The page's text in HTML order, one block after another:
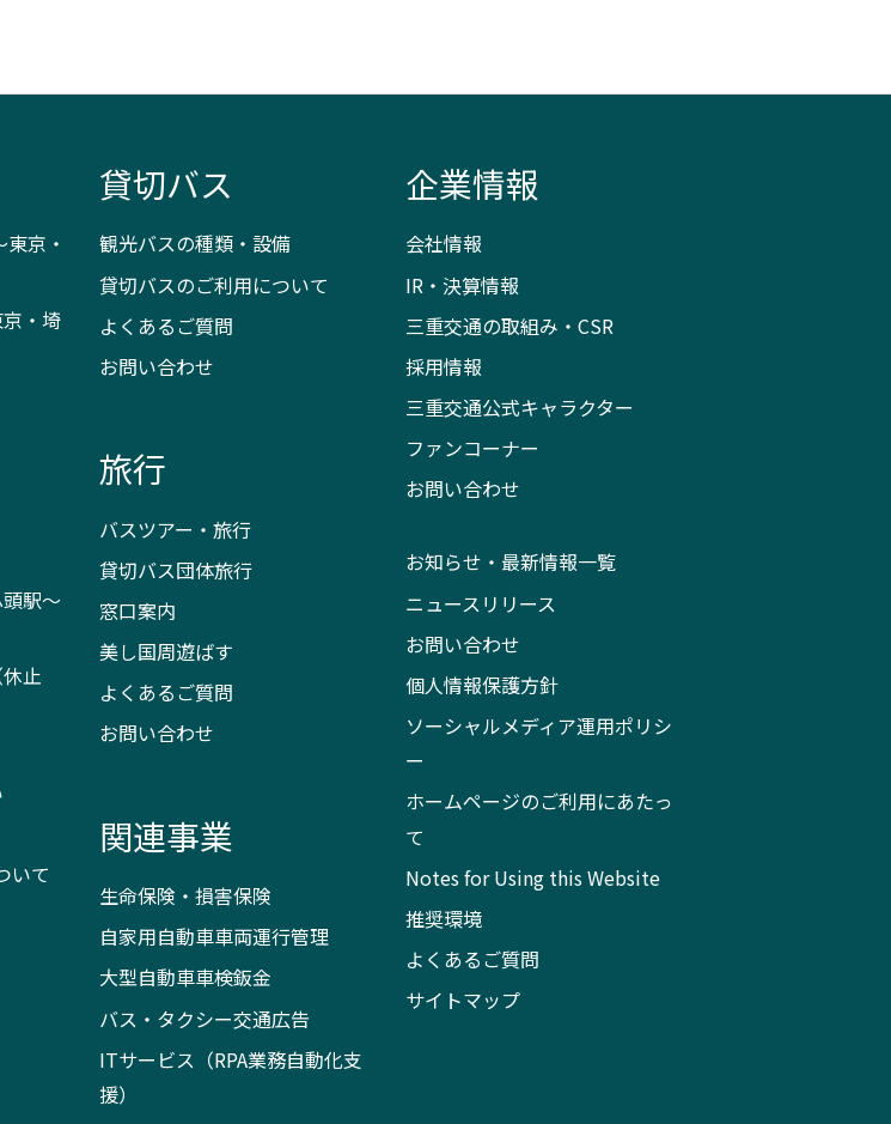
京・
・埼
駅～
止
いて
貸切バス
観光バスの種類・設備
貸切バスのご利用について
よくあるご質問
お問い合わせ
旅行
バスツアー・旅行
貸切バス団体旅行
窓口案内
美し国周遊ばす
よくあるご質問
お問い合わせ
関連事業
生命保険・損害保険
自家用自動車車両運行管理
大型自動車車検鈑金
バス・タクシー交通広告
ITサービス（RPA業務自動化支
援）
企業情報
会社情報
IR・決算情報
三重交通の取組み・CSR
採用情報
三重交通公式キャラクター
ファンコーナー
お問い合わせ
お知らせ・最新情報一覧
ニュースリリース
お問い合わせ
個人情報保護方針
ソーシャルメディア運用ポリシ
ー
ホームページのご利用にあたっ
て
Notes for Using this Website
推奨環境
よくあるご質問
サイトマップ